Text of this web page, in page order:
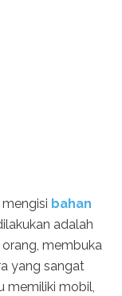
bahan
adalah
membuka
yang sangat
memiliki mobil,